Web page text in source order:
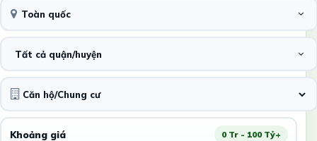
Toàn quốc
Tất cả quận/huyện
Khoảng giá 0 Tr - 100 Tỷ+